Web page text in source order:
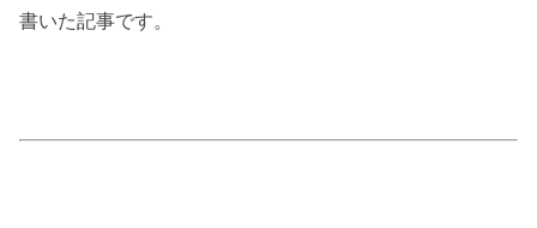
書いた記事です。